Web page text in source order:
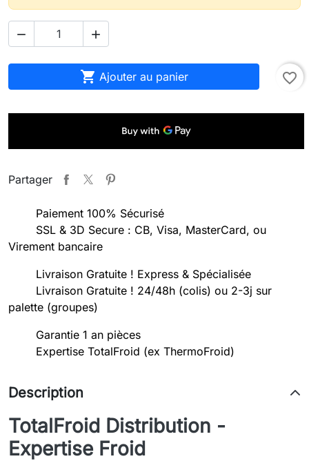
 
 Ajouter au panier favorite_border
Partager
Paiement 100% Sécurisé
SSL & 3D Secure : CB, Visa, MasterCard, ou
Virement bancaire
Livraison Gratuite ! Express & Spécialisée
Livraison Gratuite ! 24/48h (colis) ou 2-3j sur
palette (groupes)
Garantie 1 an pièces
Expertise TotalFroid (ex ThermoFroid)
Description
TotalFroid Distribution -
Expertise Froid